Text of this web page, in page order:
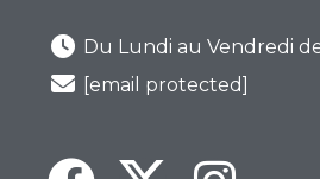
Du Lundi au Vendredi
[email protected]